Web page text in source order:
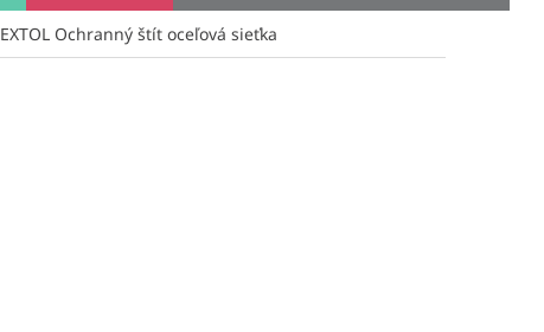
EXTOL Ochranný štít oceľová sieťka